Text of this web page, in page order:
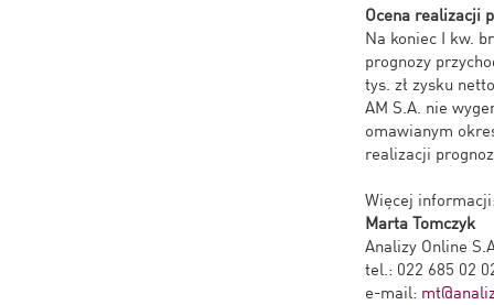
Ocena realizacji
Na koniec I kw.
prognozy
tys. zł zysku
AM S.A. nie
omawianym
realizacji
Więcej
Marta Tomczyk
Analizy Online
tel.: 022 685 02
e-mail: